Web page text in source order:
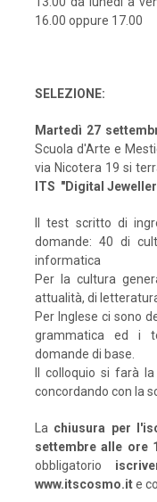
16.00 oppure 17.00
SELEZIONE:
Martedì 27
Scuola d'Arte e
via Nicotera 19 si
ITS "Digital
Il test scritto di
domande: 40 di
informatica
Per la cultura
attualità, di
Per Inglese ci sono
grammatica ed i
domande di base.
Il colloquio si farà
concordando con la
La chiusura per
settembre alle ore
obbligatorio
www.itscosmo.ite